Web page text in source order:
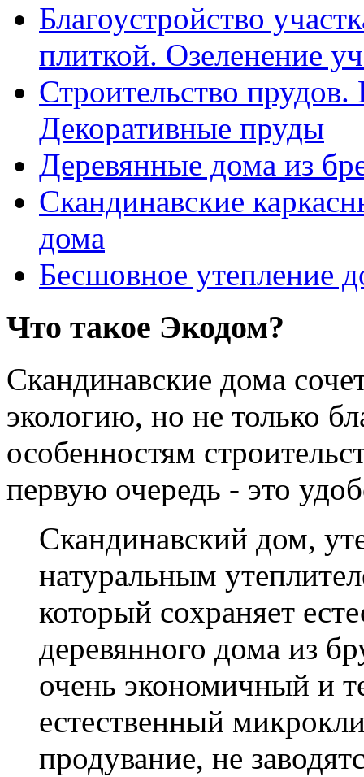
Благоустройство
плиткой. Озеленение
Строительство
Декоративные пруды
Деревянные дома из
Скандинавские
дома
Бесшовное утепление
Что такое Экодом?
Скандинавские дома
экологию, но не только
особенностям
первую очередь - это
Скандинавский дом,
натуральным
который сохраняет
деревянного дома из
очень экономичный и
естественный
продувание, не